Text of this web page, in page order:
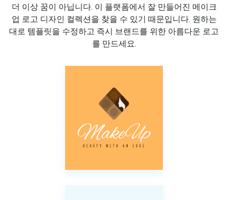
더 이상 꿈이 아닙니다. 이 플랫폼에서 잘 만들어진 메이크
업 로고 디자인 컬렉션을 찾을 수 있기 때문입니다. 원하는
대로 템플릿을 수정하고 즉시 브랜드를 위한 아름다운 로고
를 만드세요.